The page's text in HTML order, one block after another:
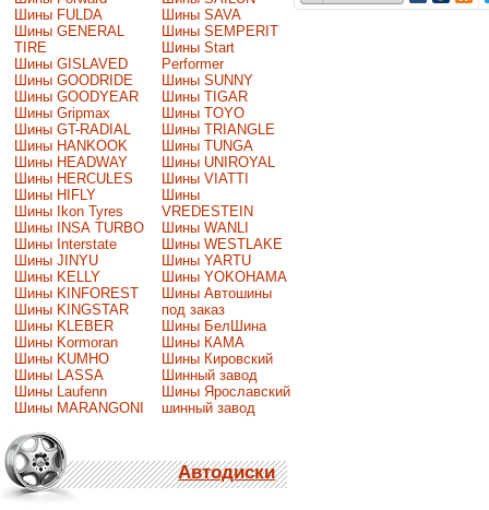
Шины FULDA
Шины GENERAL
TIRE
Шины GISLAVED
Шины GOODRIDE
Шины GOODYEAR
Шины Gripmax
Шины GT-RADIAL
Шины HANKOOK
Шины HEADWAY
Шины HERCULES
Шины HIFLY
Шины Ikon Tyres
Шины INSA TURBO
Шины Interstate
Шины JINYU
Шины KELLY
Шины KINFOREST
Шины KINGSTAR
Шины KLEBER
Шины Kormoran
Шины KUMHO
Шины LASSA
Шины Laufenn
Шины MARANGONI
Шины SAVA
Шины SEMPERIT
Шины Start
Performer
Шины SUNNY
Шины TIGAR
Шины TOYO
Шины TRIANGLE
Шины TUNGA
Шины UNIROYAL
Шины VIATTI
Шины
VREDESTEIN
Шины WANLI
Шины WESTLAKE
Шины YARTU
Шины YOKOHAMA
Шины Автошины
под заказ
Шины БелШина
Шины КАМА
Шины Кировский
Шинный завод
Шины Ярославский
шинный завод
Автодиски